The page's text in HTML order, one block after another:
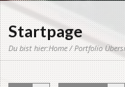
Startpage
Du bist hier:Home/Portfolio